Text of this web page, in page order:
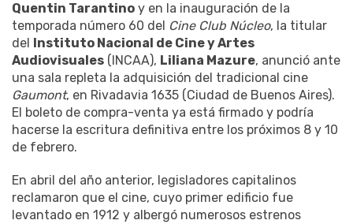
Quentin Tarantino y en la inauguración de la
temporada número 60 del Cine Club Núcleo, la titular
del Instituto Nacional de Cine y Artes
Audiovisuales (INCAA), Liliana Mazure, anunció ante
una sala repleta la adquisición del tradicional cine
Gaumont, en Rivadavia 1635 (Ciudad de Buenos Aires).
El boleto de compra-venta ya está firmado y podría
hacerse la escritura definitiva entre los próximos 8 y 10
de febrero.
En abril del año anterior, legisladores capitalinos
reclamaron que el cine, cuyo primer edificio fue
levantado en 1912 y albergó numerosos estrenos